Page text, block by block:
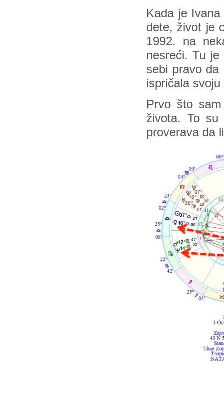
Kada je
dete, život je
1992. na
nesreći. Tu
sebi pravo
ispričala
Prvo što
života. To
proverava da